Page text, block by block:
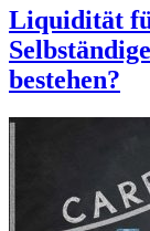
Liquidität
bestehen?